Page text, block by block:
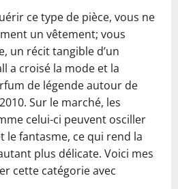
ce type de pièce, vous ne
un vêtement; vous
un récit tangible d’un
a croisé la mode et la
de légende autour de
Sur le marché, les
celui-ci peuvent osciller
le fantasme, ce qui rend la
plus délicate. Voici mes
cette catégorie avec